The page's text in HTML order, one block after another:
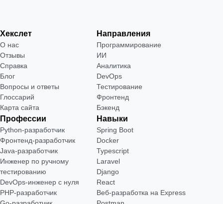
Хекслет
О нас
Отзывы
Справка
Блог
Вопросы и ответы
Глоссарий
Карта сайта
Направления
Программирование
ИИ
Аналитика
DevOps
Тестирование
Фронтенд
Бэкенд
Профессии
Python-разработчик
Фронтенд-разработчик
Java-разработчик
Инженер по ручному
тестированию
DevOps-инженер с нуля
РНР-разработчик
Навыки
Spring Boot
Docker
Typescript
Laravel
Django
React
Веб-разработка на Express